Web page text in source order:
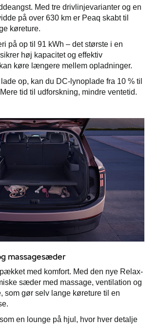
Med tre drivlinjevarianter og en
på over 630 km er Peaq skabt til
køreture.
på op til 91 kWh – det største i en
høj kapacitet og effektiv
køre længere mellem opladninger.
op, kan du DC-lynoplade fra 10 % til
tid til udforskning, mindre ventetid.
massagesæder
med komfort. Med den nye Relax-
sæder med massage, ventilation og
som gør selv lange køreture til en
en lounge på hjul, hvor hver detalje